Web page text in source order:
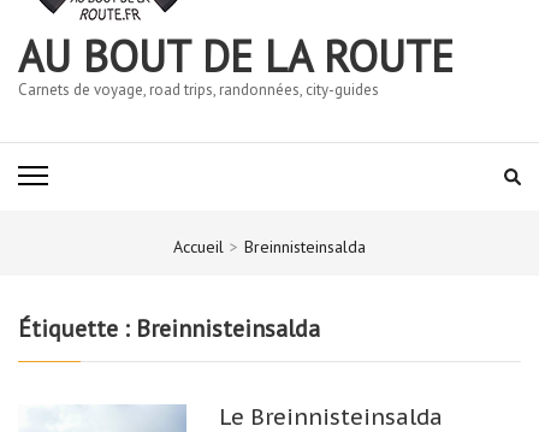
AU BOUT DE LA ROUTE
Carnets de voyage, road trips, randonnées, city-guides
Accueil > Breinnisteinsalda
Étiquette : Breinnisteinsalda
Le Breinnisteinsalda